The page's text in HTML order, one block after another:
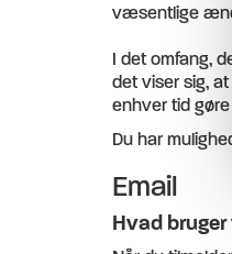
væsentlige
I det omfang,
det viser sig,
enhver tid
Du har
Email
Hvad